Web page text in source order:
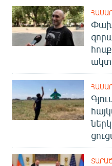
ՀԵՏԵՎԵՔ ՄԵԶ
«Ազատության» բոլոր